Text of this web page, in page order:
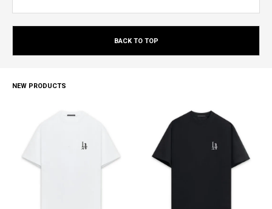
BACK TO TOP
NEW PRODUCTS